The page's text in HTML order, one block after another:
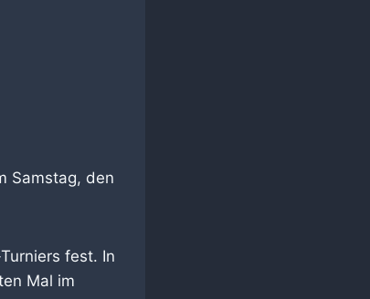
Samstag, den
fest. In
Mal im